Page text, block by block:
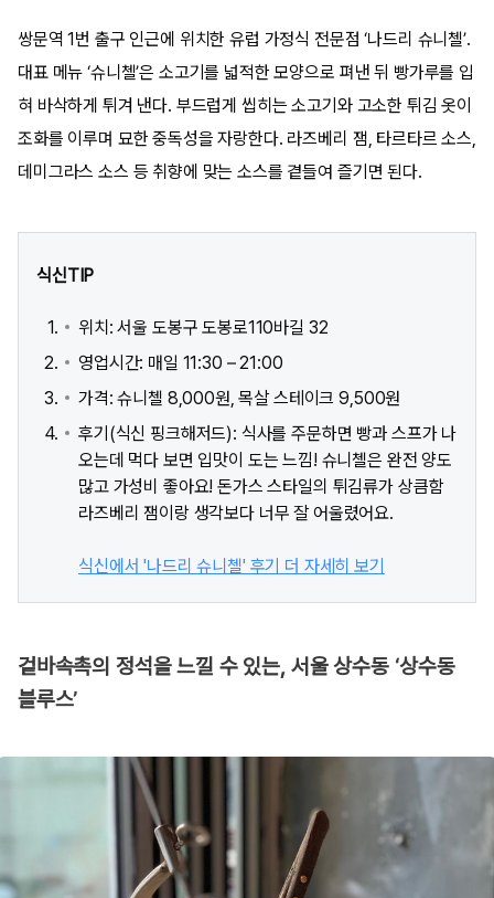
쌍문역 1번 출구 인근에 위치한 유럽 가정식 전문점 ‘나드리 슈니첼’.
대표 메뉴 ‘슈니첼’은 소고기를 넓적한 모양으로 펴낸 뒤 빵가루를 입
혀 바삭하게 튀겨 낸다. 부드럽게 씹히는 소고기와 고소한 튀김 옷이
조화를 이루며 묘한 중독성을 자랑한다. 라즈베리 잼, 타르타르 소스,
데미그라스 소스 등 취향에 맞는 소스를 곁들여 즐기면 된다.
식신TIP
위치: 서울 도봉구 도봉로110바길 32
영업시간: 매일 11:30 – 21:00
가격: 슈니첼 8,000원, 목살 스테이크 9,500원
후기(식신 핑크해저드): 식사를 주문하면 빵과 스프가 나
오는데 먹다 보면 입맛이 도는 느낌! 슈니첼은 완전 양도
많고 가성비 좋아요! 돈가스 스타일의 튀김류가 상큼함
라즈베리 잼이랑 생각보다 너무 잘 어울렸어요.
식신에서 '나드리 슈니첼' 후기 더 자세히 보기
겉바속촉의 정석을 느낄 수 있는, 서울 상수동 ‘상수동
블루스’